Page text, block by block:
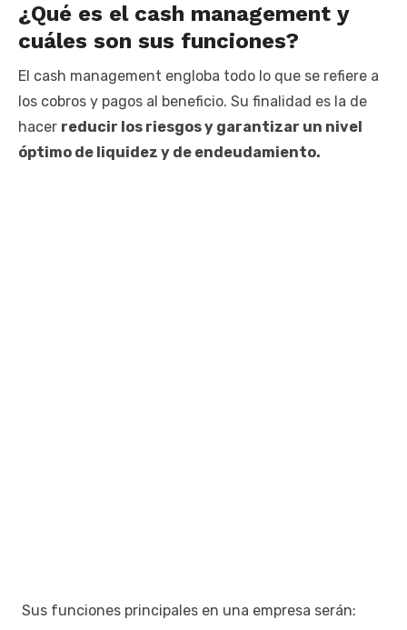
¿Qué es el cash management y
cuáles son sus funciones?
El cash management engloba todo lo que se refiere a
los cobros y pagos al beneficio. Su finalidad es la de
hacer reducir los riesgos y garantizar un nivel
óptimo de liquidez y de endeudamiento.
Sus funciones principales en una empresa serán: